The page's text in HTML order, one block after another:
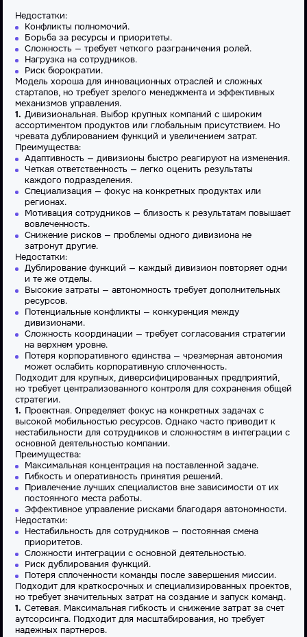
Недостатки:
Конфликты полномочий.
Борьба за ресурсы и приоритеты.
Сложность — требует четкого разграничения ролей.
Нагрузка на сотрудников.
Риск бюрократии.
Модель хороша для инновационных отраслей и сложных
стартапов, но требует зрелого менеджмента и эффективных
механизмов управления.
Дивизиональная. Выбор крупных компаний с широким
ассортиментом продуктов или глобальным присутствием. Но
чревата дублированием функций и увеличением затрат.
Преимущества:
Адаптивность — дивизионы быстро реагируют на изменения.
Четкая ответственность — легко оценить результаты
каждогоподразделения.
Специализация — фокус на конкретных продуктах или
регионах.
Мотивация сотрудников — близость к результатам повышает
вовлеченность.
Снижение рисков — проблемы одного дивизиона не
затронут другие.
Недостатки:
Дублирование функций — каждый дивизион повторяет одни
и те же отделы.
Высокие затраты — автономность требует дополнительных
ресурсов.
Потенциальные конфликты — конкуренция между
дивизионами.
Сложность координации — требует согласования стратегии
на верхнем уровне.
Потеря корпоративного единства — чрезмерная автономия
может ослабить корпоративную сплоченность.
Подходит для крупных, диверсифицированных предприятий,
но требует централизованного контроля для сохранения общей
стратегии.
Проектная.Определяет фокус на конкретных задачах с
высокой мобильностью ресурсов. Однако часто приводит к
нестабильности для сотрудников и сложностям в интеграции с
основной деятельностью компании.
Преимущества:
Максимальная концентрация на поставленной задаче.
Гибкость и оперативность принятия решений.
Привлечение лучших специалистов вне зависимости от их
постоянного места работы.
Эффективноеуправление рисками благодаря автономности.
Недостатки:
Нестабильность для сотрудников — постоянная смена
приоритетов.
Сложности интеграции сосновной деятельностью.
Риск дублирования функций.
Потеря сплоченности команды после завершения миссии.
Подходит для краткосрочных и специализированных проектов,
но требует значительных затрат на создание и запуск команд.
Сетевая. Максимальная гибкость и снижение затрат за счет
аутсорсинга. Подходит для масштабирования, но требует
надежных партнеров.